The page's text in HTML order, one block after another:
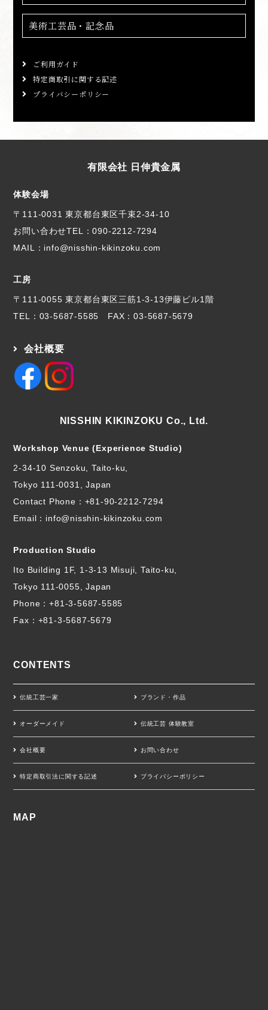
美術工芸品・記念品
ご利用ガイド
特定商取引に関する記述
プライバシーポリシー
有限会社 日伸貴金属
体験会場
〒111-0031 東京都台東区千束2-34-10
お問い合わせTEL：090-2212-7294
MAIL：info@nisshin-kikinzoku.com
工房
〒111-0055 東京都台東区三筋1-3-13伊藤ビル1階
TEL： 03-5687-5585 FAX：03-5687-5679
会社概要
NISSHIN KIKINZOKU Co., Ltd.
Workshop Venue (Experience Studio)
2-34-10 Senzoku, Taito-ku,
Tokyo 111-0031, Japan
Contact Phone： +81-90-2212-7294
Email：info@nisshin-kikinzoku.com
Production Studio
Ito Building 1F, 1-3-13 Misuji, Taito-ku,
Tokyo 111-0055, Japan
Phone：+81-3-5687-5585
Fax：+81-3-5687-5679
CONTENTS
伝統工芸一家 ブランド・作品
オーダーメイド 伝統工芸 体験教室
会社概要 お問い合わせ
特定商取引法に関する記述 プライバシーポリシー
MAP